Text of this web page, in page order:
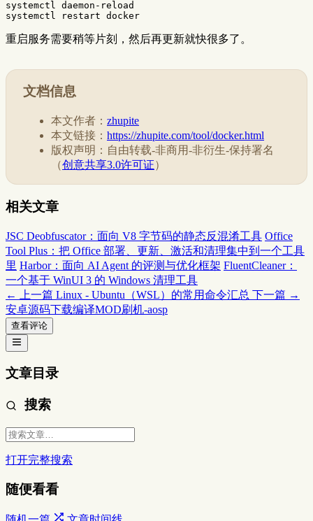
systemctl daemon-reload
重启服务需要稍等片刻，然后再更新就快很多了。
文档信息
本文作者： zhupite
本文链接： https://zhupite.com/tool/docker.html
版权声明：自由转载-非商用-非衍生-保持署名
（创意共享3.0许可证）
相关文章
JSC Deobfuscator：面向 V8 字节码的静态反混淆工具 Office
Tool Plus：把 Office 部署、更新、激活和清理集中到一个工具
里 Harbor：面向 AI Agent 的评测与优化框架 FluentCleaner：
一个基于 WinUI 3 的 Windows 清理工具
← 上一篇 Linux - Ubuntu（WSL）的常用命令汇总 下一篇 →
安卓源码下载编译MOD刷机-aosp
查看评论
文章目录
搜索
打开完整搜索
随便看看